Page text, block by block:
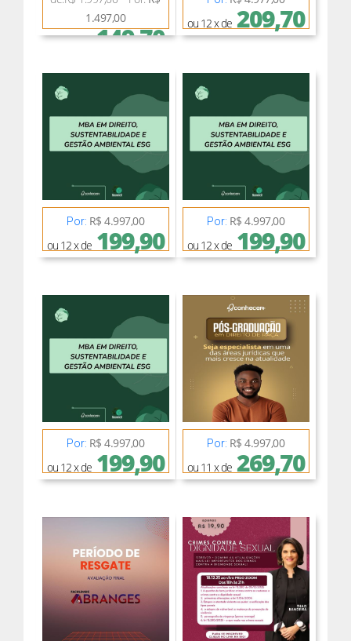
1.497,00
ou 12 x de149,70
ou 12 x de209,70
Por: R$ 4.997,00
ou 12 x de199,90
Por: R$ 4.997,00
ou 12 x de199,90
Por: R$ 4.997,00
ou 12 x de199,90
Por: R$ 4.997,00
ou 11 x de269,70